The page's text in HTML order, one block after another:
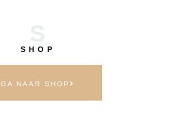
S
SHOP
GA NAAR SHOP